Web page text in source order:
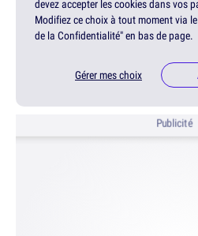
devez accepter les cookies dans vos
Modifiez ce choix à tout moment via
de la Confidentialité" en bas de page.
Gérer mes choix
Publicité